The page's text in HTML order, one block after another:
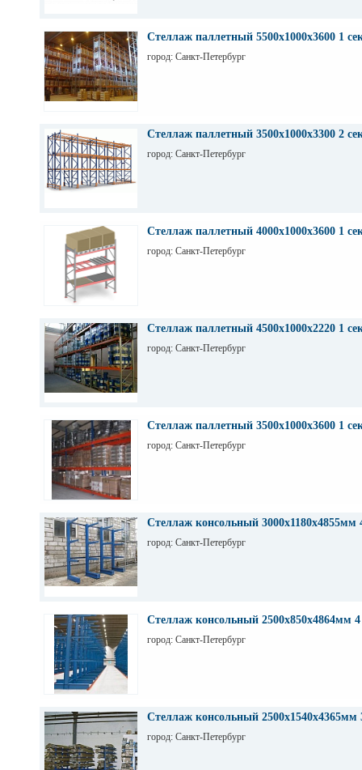
Стеллаж паллетный 5500х1000х3600 1
город: Санкт-Петербург
Стеллаж паллетный 3500х1000х3300 2
город: Санкт-Петербург
Стеллаж паллетный 4000х1000х3600 1
город: Санкт-Петербург
Стеллаж паллетный 4500х1000х2220 1
город: Санкт-Петербург
Стеллаж паллетный 3500х1000х3600 1
город: Санкт-Петербург
Стеллаж консольный 3000х1180х4855мм
город: Санкт-Петербург
Стеллаж консольный 2500х850х4864мм
город: Санкт-Петербург
Стеллаж консольный 2500х1540х4365мм
город: Санкт-Петербург